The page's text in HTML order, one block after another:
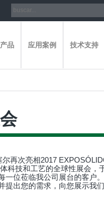
品 应用案例 技术支持
再次亮相2017
科技和工艺的全球性展会，
一位莅临我公司展台的客户
提出您的需求，向您展示我